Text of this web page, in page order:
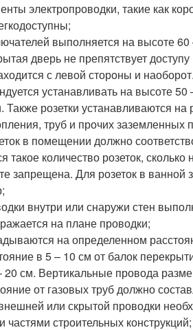
электропроводки, такие как
выполняется на высоте
дверь не препятствует
с левой стороны и
устанавливать на высоте
Также розетки устанавливаются
труб и прочих заземленных
в помещении должно
такое количество розеток,
запрещена. Для розеток в
внутри или снаружи стен
на плане проводки;
на определенном
в 5 – 10 см от балок
20 см. Вертикальные провода
от газовых труб должно
или скрытой проводки
частями строительных конструкций;